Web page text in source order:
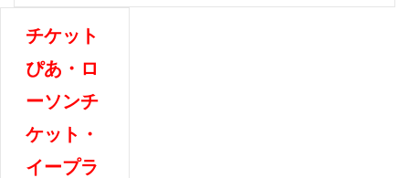
チケット
ぴあ・ロ
ーソンチ
ケット・
イープラ